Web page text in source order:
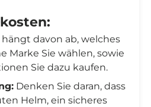
hängt davon ab, welches
Marke Sie wählen, sowie
Sie dazu kaufen.
Denken Sie daran, dass
Helm, ein sicheres